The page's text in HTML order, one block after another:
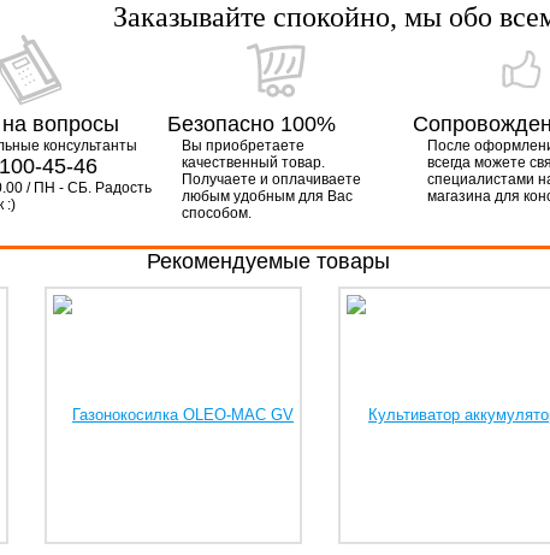
Заказывайте спокойно, мы обо
вопросы
консультанты
45-46
/ ПН - СБ. Радость
:)
Безопасно 100%
Вы приобретаете
качественный товар.
Получаете и оплачиваете
любым удобным для Вас
способом.
После
всегда можете
специалистами
магазина для
Рекомендуемые товары